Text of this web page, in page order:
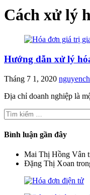
Cách xử lý
Hướng dẫn xử lý
Tháng 7 1, 2020
Địa chỉ doanh nghiệp là
Tìm
kiếm
cho:
Bình luận gần đây
Mai Thị Hồng Vân
Đặng Thị Xoan